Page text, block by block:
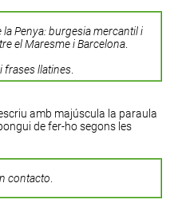
Penya: burgesia mercantil i
el Maresme i Barcelona.
frases llatines.
amb majúscula la paraula
de fer-ho segons les
contacto.